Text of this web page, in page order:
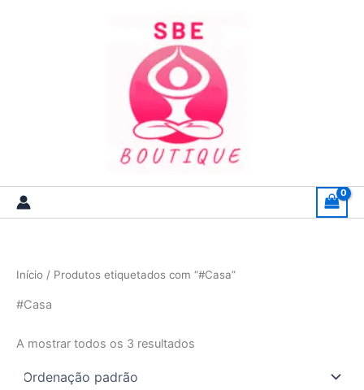
Início / Produtos etiquetados com “#Casa”
#Casa
A mostrar todos os 3 resultados